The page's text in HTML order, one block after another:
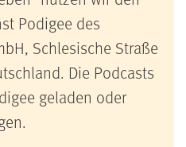
Podigee des
Schlesische Straße
Die Podcasts
geladen oder